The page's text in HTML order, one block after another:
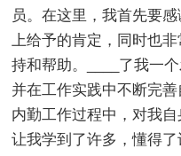
员。在这里，我首先要
上给予的肯定，同时也
持和帮助。____了我一
并在工作实践中不断完
内勤工作过程中，对我
让我学到了许多，懂得